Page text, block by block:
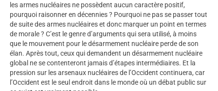
les armes nucléaires ne possèdent aucun caractère positif,
pourquoi raisonner en décennies ? Pourquoi ne pas se passer tout
de suite des armes nucléaires et donc marquer un point en termes
de morale ? C’est le genre d’arguments qui sera utilisé, à moins
que le mouvement pour le désarmement nucléaire perde de son
élan. Après tout, ceux qui demandent un désarmement nucléaire
global ne se contenteront jamais d’étapes intermédiaires. Et la
pression sur les arsenaux nucléaires de l’Occident continuera, car
l’Occident est le seul endroit dans le monde où un débat public sur